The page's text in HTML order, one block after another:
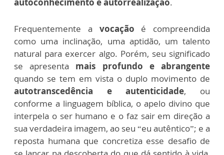
Frequentemente a vocação é compreendida
como uma inclinação, uma aptidão, um talento
natural para exercer algo. Porém, seu significado
se apresenta mais profundo e abrangente
quando se tem em vista o duplo movimento de
autotranscedência e autenticidade, ou
conforme a linguagem bíblica, o apelo divino que
interpela o ser humano e o faz sair em direção a
sua verdadeira imagem, ao seu “eu autêntico”; e a
reposta humana que concretiza esse desafio de